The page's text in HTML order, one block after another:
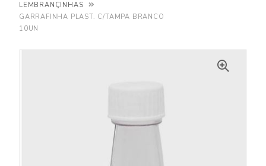
LEMBRANÇINHAS
GARRAFINHA PLAST. C/TAMPA BRANCO
10UN